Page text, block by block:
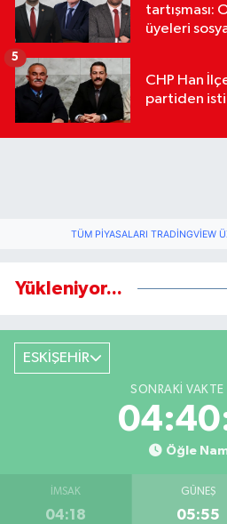
tartışması:
üyeleri
CHP Han
partiden
5
TÜM PIYASALARI TRADINGVIEW
Yükleniyor...
ESKİŞEHİR
SONRAKI VAKTE
Öğle
İMSAK
04:18
GÜNEŞ
05:55